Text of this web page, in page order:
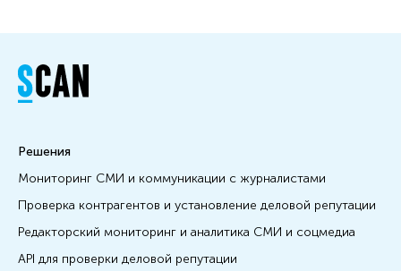
Решения
Мониторинг СМИ и коммуникации с журналистами
Проверка контрагентов и установление деловой репутации
Редакторский мониторинг и аналитика СМИ и соцмедиа
API для проверки деловой репутации